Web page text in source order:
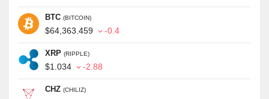
BTC (BITCOIN)
$64,363.459 -0.4
XRP (RIPPLE)
$1.034 -2.88
CHZ (CHILIZ)